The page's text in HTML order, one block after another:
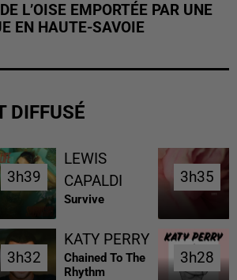
L’OISE EMPORTÉE PAR UNE
EN HAUTE-SAVOIE
DIFFUSÉ
3h39
3h39
LEWIS
CAPALDI
Survive
3h35
3h35
3h32
3h32
KATY PERRY
Chained To The
Rhythm
3h28
3h28